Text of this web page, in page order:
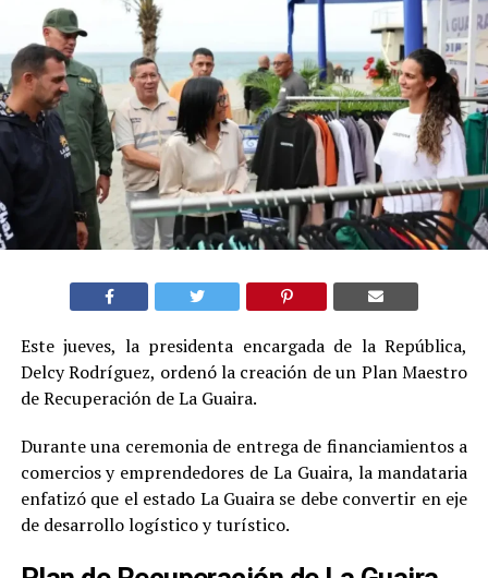
Este jueves, la presidenta encargada de la República,
Delcy Rodríguez, ordenó la creación de un Plan Maestro
de Recuperación de La Guaira.
Durante una ceremonia de entrega de financiamientos a
comercios y emprendedores de La Guaira, la mandataria
enfatizó que el estado La Guaira se debe convertir en eje
de desarrollo logístico y turístico.